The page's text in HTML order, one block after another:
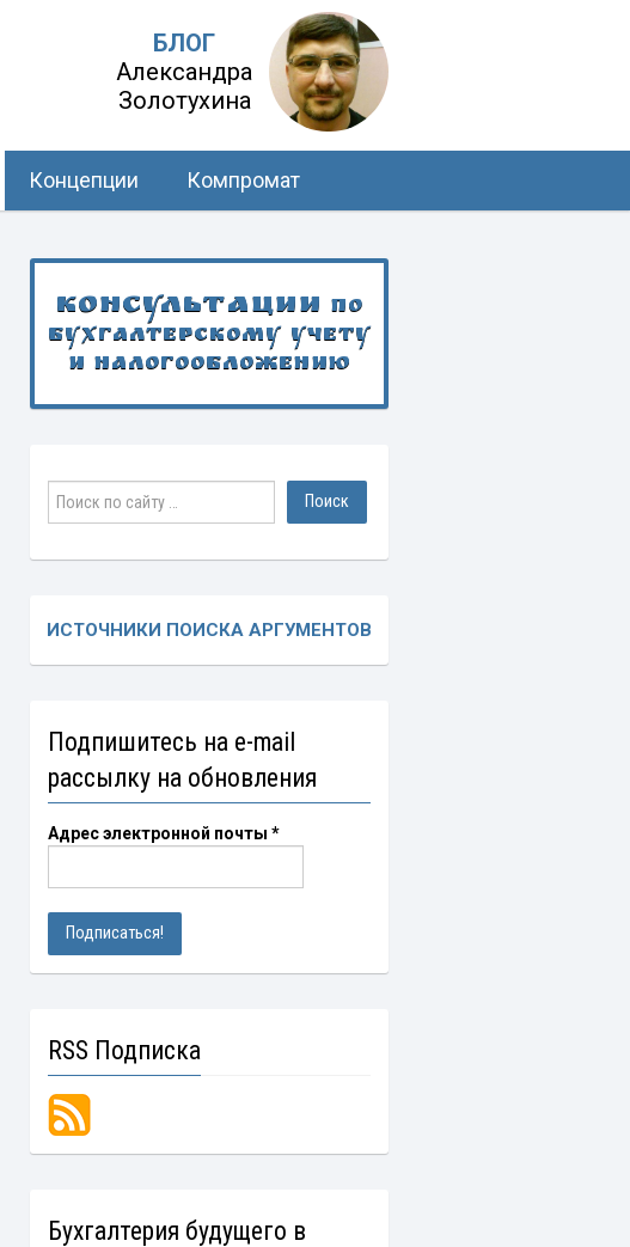
БЛОГ
Александра
Золотухина
Концепции Компромат
Консультации по
бухгалтерскому учету
и налогообложению
ИСТОЧНИКИ ПОИСКА АРГУМЕНТОВ
Подпишитесь на e-mail
рассылку на обновления
Адрес электронной почты *
RSS Подписка
Бухгалтерия будущего в